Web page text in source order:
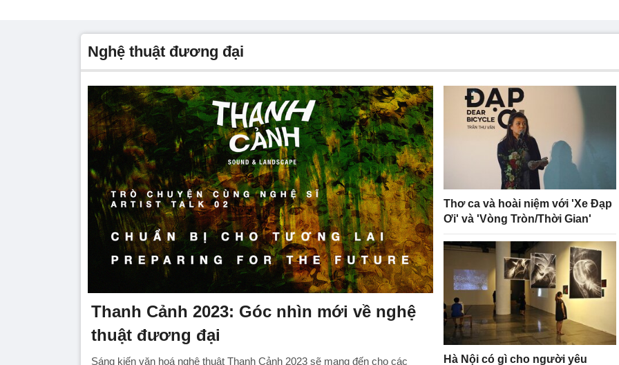
nghệ thuật đương đại
Thanh Cảnh 2023: Góc nhìn mới về nghệ
thuật đương đại
Sáng kiến văn hoá nghệ thuật Thanh Cảnh 2023 sẽ mang đến cho các
Thơ ca và hoài niệm với 'Xe Đạp
Ơi' và 'Vòng Tròn/Thời Gian'
Hà Nội có gì cho người yêu